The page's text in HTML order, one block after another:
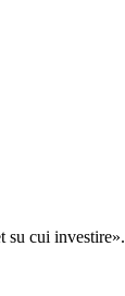
su cui investire».